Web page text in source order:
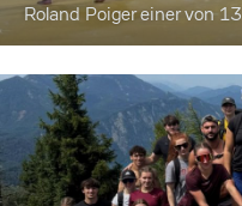
Roland Poiger einer von